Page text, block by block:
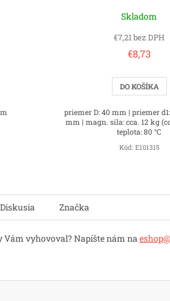
Skladom
€7,21 bez DPH
€8,73
DO KOŠÍKA
priemer D: 40 mm | priemer
mm | magn. sila: cca. 12 kg
teplota: 80 °C
Kód: E101315
Diskusia Značka
Vám vyhovoval? Napíšte nám na